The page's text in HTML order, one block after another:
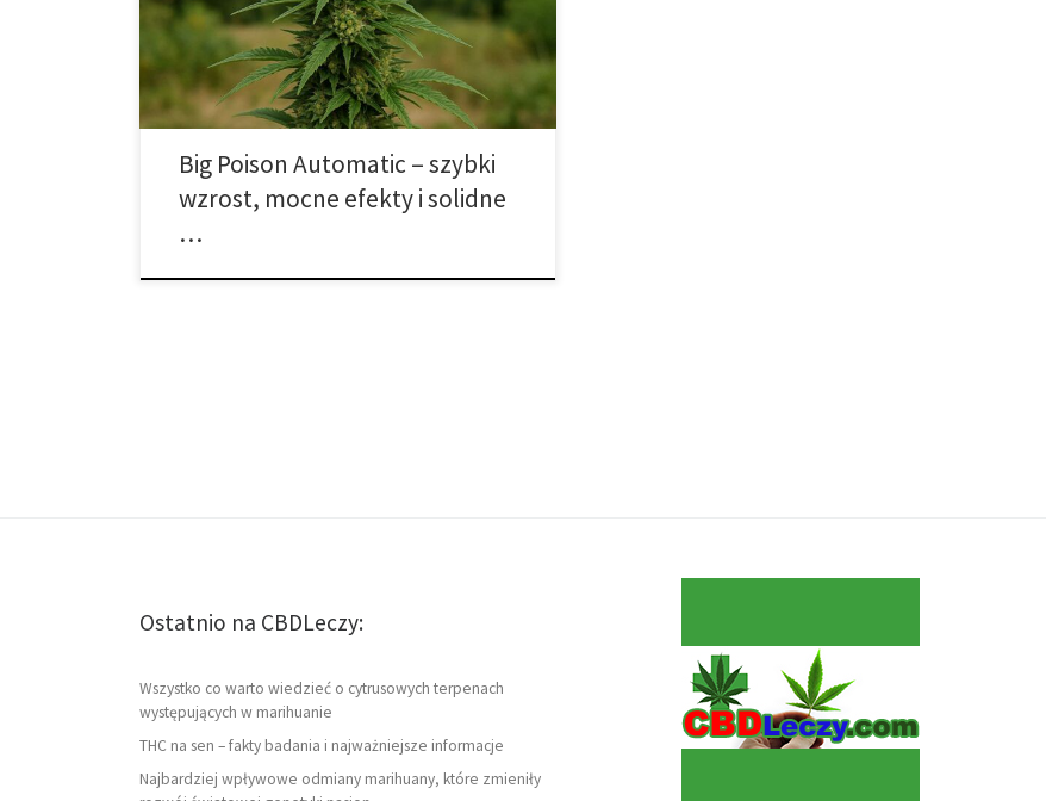
automatycznemu charakterowi roślina sama
przechodzi w fazę kwitnienia, co eliminuje
konieczność zmiany cyklu oświetlenia. W rezultacie
jest to odmiana niezwykle wygodna zarówno […]
Big Poison Automatic – szybki
wzrost, mocne efekty i solidne
…
Ostatnio na CBDLeczy:
Wszystko co warto wiedzieć o cytrusowych terpenach
występujących w marihuanie
THC na sen – fakty badania i najważniejsze informacje
Najbardziej wpływowe odmiany marihuany, które zmieniły